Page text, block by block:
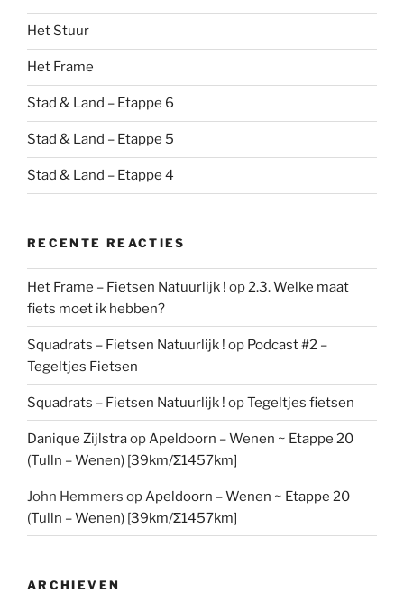
Het Stuur
Het Frame
Stad & Land – Etappe 6
Stad & Land – Etappe 5
Stad & Land – Etappe 4
RECENTE REACTIES
Het Frame – Fietsen Natuurlijk ! op2.3. Welke maat
fiets moet ik hebben?
Squadrats – Fietsen Natuurlijk ! op Podcast #2 –
Tegeltjes Fietsen
Squadrats – Fietsen Natuurlijk ! opTegeltjes fietsen
Danique ZijlstraopApeldoorn – Wenen ~ Etappe 20
(Tulln – Wenen) [39km/Σ1457km]
John Hemmers opApeldoorn – Wenen ~ Etappe 20
(Tulln – Wenen) [39km/Σ1457km]
ARCHIEVEN